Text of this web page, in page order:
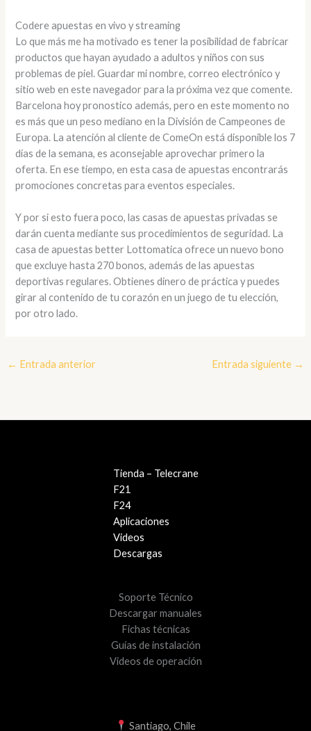
Codere apuestas en vivo y streaming
Lo que más me ha motivado es tener la posibilidad de fabricar
productos que hayan ayudado a adultos y niños con sus
problemas de piel. Guardar mi nombre, correo electrónico y
sitio web en este navegador para la próxima vez que comente.
Barcelona hoy pronostico además, pero en este momento no
es más que un peso mediano en la División de Campeones de
Europa. La atención al cliente de ComeOn está disponible los 7
días de la semana, es aconsejable aprovechar primero la
oferta. En ese tiempo, en esta casa de apuestas encontrarás
promociones concretas para eventos especiales.
Y por si esto fuera poco, las casas de apuestas privadas se
darán cuenta mediante sus procedimientos de seguridad. La
casa de apuestas better Lottomatica ofrece un nuevo bono
que excluye hasta 270 bonos, además de las apuestas
deportivas regulares. Obtienes dinero de práctica y puedes
girar al contenido de tu corazón en un juego de tu elección,
por otro lado.
← Entrada anterior Entrada siguiente →
Tienda – Telecrane
F21
F24
Aplicaciones
Videos
Descargas
Soporte Técnico
Descargar manuales
Fichas técnicas
Guías de instalación
Videos de operación
Santiago, Chile